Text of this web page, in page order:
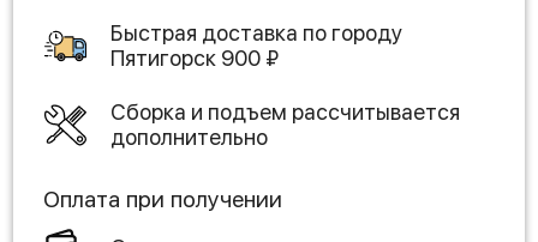
Быстрая доставка по городу
Пятигорск 900 ₽
Сборка и подъем рассчитывается
дополнительно
Оплата при получении